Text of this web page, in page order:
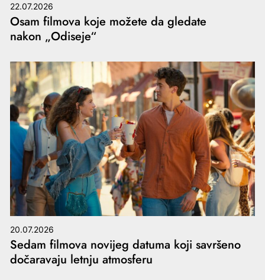
22.07.2026
Osam filmova koje možete da gledate
nakon „Odiseje“
20.07.2026
Sedam filmova novijeg datuma koji savršeno
dočaravaju letnju atmosferu